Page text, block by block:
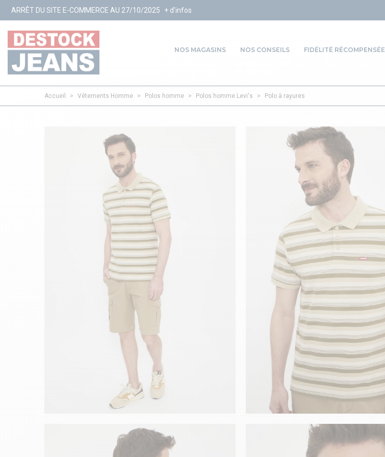
E-COMMERCE AU 27/10/2025 + d'infos
NOS MAGASINS NOS CONSEILS FIDÉLITÉ RÉCOMPENSÉE
Accueil > Vêtements Homme > Polos homme > Polos homme Levi's > Polo à rayures